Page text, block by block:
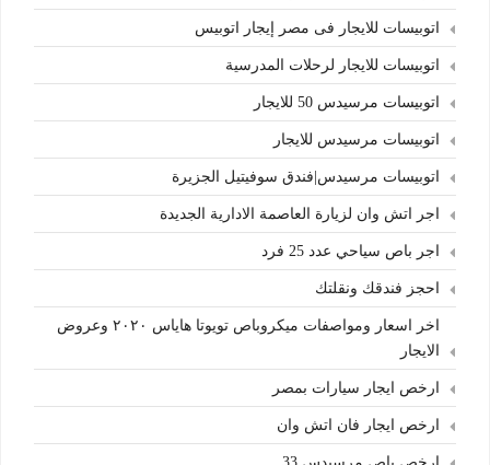
اتوبيسات للايجار فى مصر إيجار اتوبيس
اتوبيسات للايجار لرحلات المدرسية
اتوبيسات مرسيدس 50 للايجار
اتوبيسات مرسيدس للايجار
اتوبيسات مرسيدس|فندق سوفيتيل الجزيرة
اجر اتش وان لزيارة العاصمة الادارية الجديدة
اجر باص سياحي عدد 25 فرد
احجز فندقك ونقلتك
اخر اسعار ومواصفات ميكروباص تويوتا هاياس ٢٠٢٠ وعروض
الايجار
ارخص ايجار سيارات بمصر
ارخص ايجار فان اتش وان